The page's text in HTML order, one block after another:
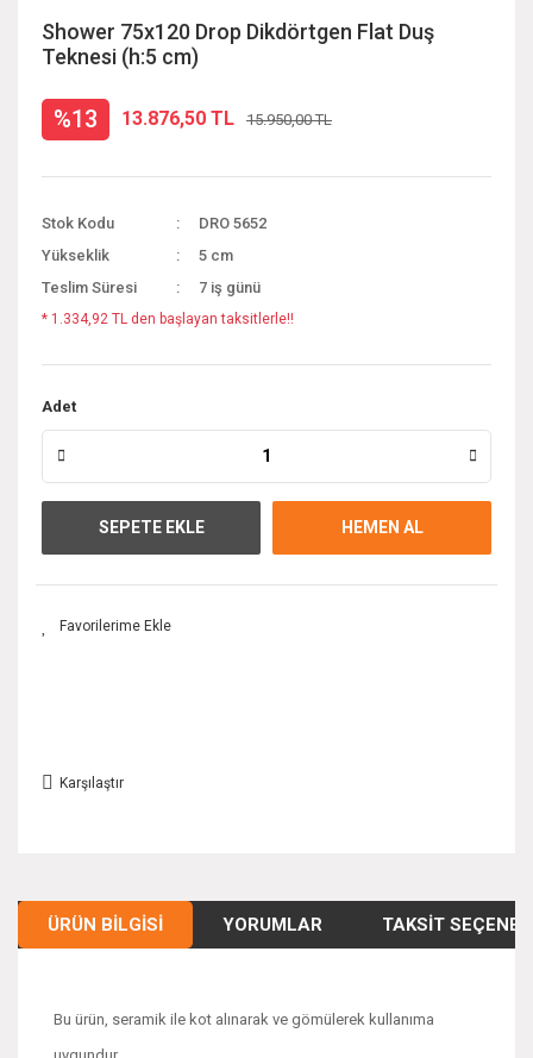
Shower 75x120 Drop Dikdörtgen Flat Duş
Teknesi (h:5 cm)
%13 13.876,50 TL 15.950,00 TL
Stok Kodu
DRO 5652
Yükseklik
5 cm
Teslim Süresi
7 iş günü
* 1.334,92 TL den başlayan taksitlerle!!
Adet
SEPETE EKLE HEMEN AL
Karşılaştır
ÜRÜN BILGISI YORUMLAR TAKSIT
Bu ürün, seramik ile kot alınarak ve gömülerek kullanıma